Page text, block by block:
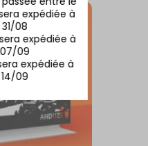
expédiée à
08
expédiée à
09
expédiée à
09